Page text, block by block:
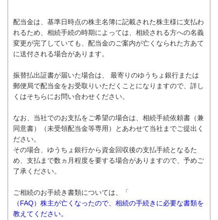
配当金は、基準日時点の株主名簿に記載された株主様に支払わ
れるため、相続手続の時期によっては、相続される方への名義
変更が完了していても、配当金のご案内が亡くなられた方あて
に送付される場合があります。
振替払出証書が届いた場合は、 最寄りのゆうちょ銀行または
郵便局で配当金をお受取りいただくことになりますので、詳し
くはそちらにお問い合わせください。
なお、当社でのお支払をご希望の場合は、相続手続依頼書（兼
同意書）（未受領配当金等専用）とあわせて当社までご提出く
ださい。
その場合、ゆうちょ銀行から資金回収後の支払手続となるた
め、支払まで数ヵ月程度を要する場合がありますので、予めご
了承ください。
ご相続のお手続き書類については、「
（FAQ）株主が亡くなったので、相続の手続きに必要な書類を
教えてください。